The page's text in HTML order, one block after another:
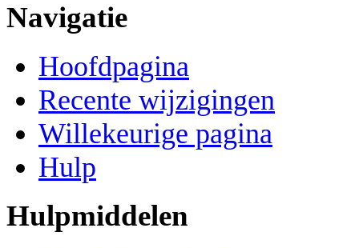
Navigatie
Hoofdpagina
Recente wijzigingen
Willekeurige pagina
Hulp
Hulpmiddelen